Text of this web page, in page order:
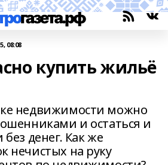
08:08
купить жильё
недвижимости можно
и остаться и
денег. Как же
нечистых на руку